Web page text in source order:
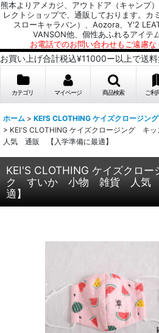
熊本よりアメカジ、アウトドア（キャンプ
レクトショップで、通販しております。
スローキャラバン）、Aozora、Y'2
VANSON他、個性あふれるアイテ
お電話でのお問い合わせもご遠慮
お買い上げ合計税込¥11000ー以上で送
カテゴリ マイページ 商品検索 ご利
ホーム > KEI'S CLOTHING ケイズクロージング
> KEI'S CLOTHING ケイズクロージング
人気 通販 【入学準備に最適】
KEI'S CLOTHING ケイズクロ
ク すいか 小物 雑貨 人気
適】